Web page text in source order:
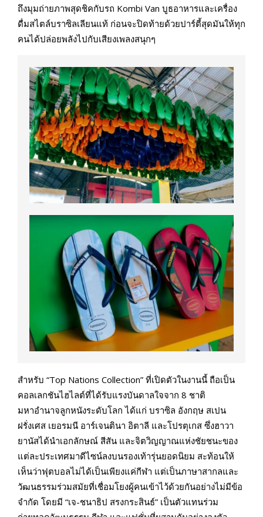
ถึงมุมถ่ายภาพสุดชิคกับรถ Kombi Van บูธอาหารและเครื่อง
ดื่มสไตล์บราซิลเลียนแท้ ก่อนจะปิดท้ายด้วยปาร์ตี้สุดมันให้ทุก
คนได้ปล่อยพลังไปกับเสียงเพลงสนุกๆ
สำหรับ “Top Nations Collection” ที่เปิดตัวในงานนี้ ถือเป็น
คอลเลกชันไฮไลต์ที่ได้รับแรงบันดาลใจจาก 8 ชาติ
มหาอำนาจลูกหนังระดับโลก ได้แก่ บราซิล อังกฤษ สเปน
ฝรั่งเศส เยอรมนี อาร์เจนตินา อิตาลี และโปรตุเกส ซึ่งฮาวา
ยานัสได้นำเอกลักษณ์ สีสัน และจิตวิญญาณแห่งชัยชนะของ
แต่ละประเทศมาดีไซน์ลงบนรองเท้ารุ่นยอดนิยม สะท้อนให้
เห็นว่าฟุตบอลไม่ได้เป็นเพียงแค่กีฬา แต่เป็นภาษาสากลและ
วัฒนธรรมร่วมสมัยที่เชื่อมโยงผู้คนเข้าไว้ด้วยกันอย่างไม่มีข้อ
จำกัด โดยมี “เจ-ชนาธิป สรงกระสินธ์” เป็นตัวแทนร่วม